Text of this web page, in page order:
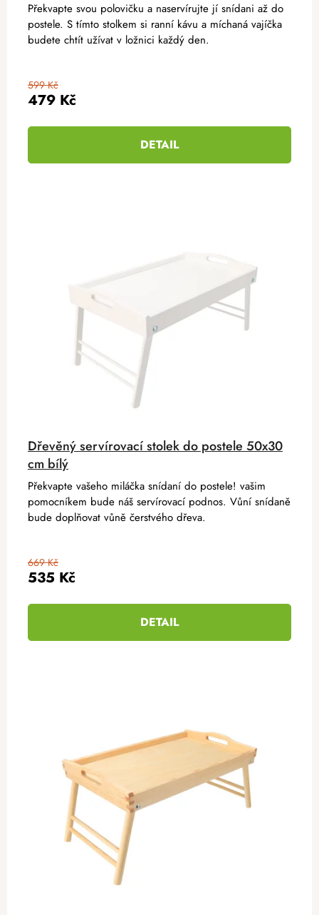
479 Kč
599 Kč
DETAIL
Překvapte svou polovičku a naservírujte jí snídani až do
postele. S tímto stolkem si ranní kávu a míchaná vajíčka
budete chtít užívat v ložnici každý den.
Dřevěný servírovací stolek do postele 50x30
cm bílý
535 Kč
669 Kč
DETAIL
Překvapte vašeho miláčka snídaní do postele! vašim
pomocníkem bude náš servírovací podnos. Vůní snídaně
bude doplňovat vůně čerstvého dřeva.